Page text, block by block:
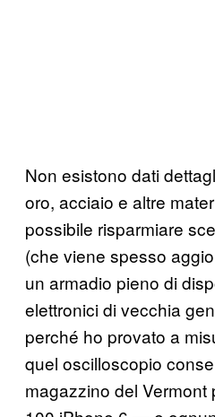
Non esistono dati
oro, acciaio e altre
possibile risparmiare
(che viene spesso
un armadio pieno di
elettronici di vecchia
perché ho provato a
quel oscilloscopio
magazzino del